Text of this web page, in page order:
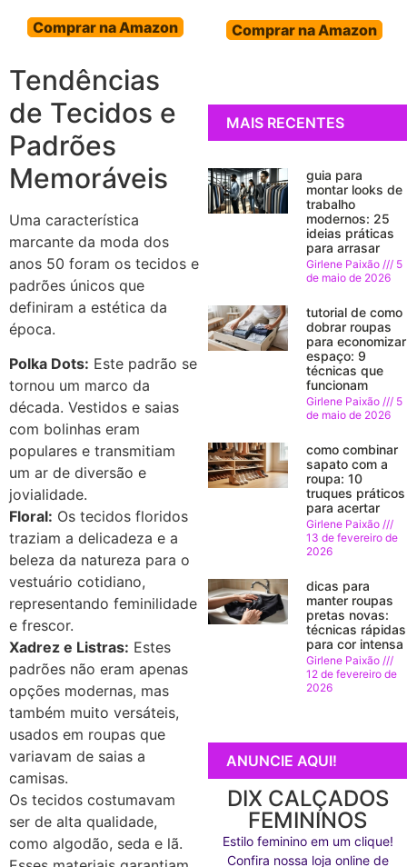
Comprar na Amazon
Tendências
de Tecidos e
Padrões
Memoráveis
Uma característica
marcante da moda dos
anos 50 foram os tecidos e
padrões únicos que
definiram a estética da
época.
Polka Dots: Este padrão se
tornou um marco da
década. Vestidos e saias
com bolinhas eram
populares e transmitiam
um ar de diversão e
jovialidade.
Floral: Os tecidos floridos
traziam a delicadeza e a
beleza da natureza para o
vestuário cotidiano,
representando feminilidade
e frescor.
Xadrez e Listras: Estes
padrões não eram apenas
opções modernas, mas
também muito versáteis,
usados em roupas que
variavam de saias a
camisas.
Os tecidos costumavam
ser de alta qualidade,
como algodão, seda e lã.
Comprar na Amazon
MAIS RECENTES
guia para
montar looks de
trabalho
modernos: 25
ideias práticas
para arrasar
Girlene Paixão
5
de maio de 2026
tutorial de como
dobrar roupas
para economizar
espaço: 9
técnicas que
funcionam
Girlene Paixão
5
de maio de 2026
como combinar
sapato com a
roupa: 10
truques práticos
para acertar
Girlene Paixão
13 de fevereiro de
2026
dicas para
manter roupas
pretas novas:
técnicas rápidas
para cor intensa
Girlene Paixão
12 de fevereiro de
2026
ANUNCIE AQUI!
DIX CALÇADOS
FEMININOS
Estilo feminino em um clique!
Confira nossa loja online de